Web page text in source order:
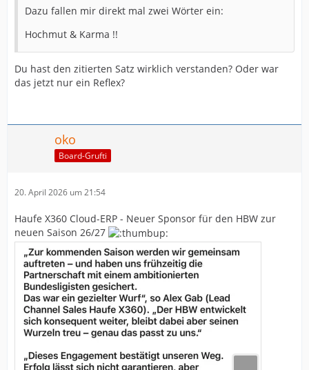
Dazu fallen mir direkt mal zwei Wörter ein:
Hochmut & Karma !!
Du hast den zitierten Satz wirklich verstanden? Oder war
das jetzt nur ein Reflex?
oko
Board-Grufti
20. April 2026 um 21:54
Haufe X360 Cloud-ERP - Neuer Sponsor für den HBW zur
neuen Saison 26/27